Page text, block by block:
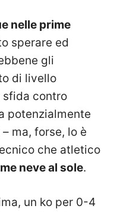
nelle prime
sperare ed
gli
di livello
sfida contro
potenzialmente
ma, forse, lo è
che atletico
neve al sole.
un ko per 0-4